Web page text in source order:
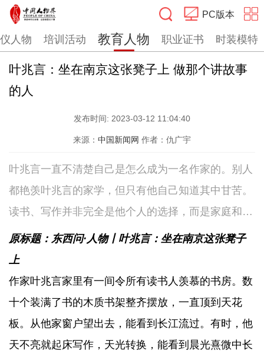
PC版本
搜索
人物 培训活动 教育人物 职业证书 时装模特
叶兆言：坐在南京这张凳子上 做那个讲故事
的人
发布时间: 2023-03-12 11:04:40
来源： 中国新闻网 作者：仇广宇
叶兆言一直不清楚自己是怎么成为一名作家的。别人
都艳羡叶兆言的家学，但只有他自己知道其中甘苦。
读书、写作并非完全是他个人的选择，而是家庭和社
会共同作用在他身上的影响。青春期那10年，叶兆言
在“文革”中度过，高中毕业后不能考大学，困在家
里，他仿佛被扔在一列封闭的火车上，随着时间向前
开。当时，家里的一些小说被父亲上交了，但因为其
中的一些外国翻译小说没人看，又太占地方，被莫名
其妙地还了回来。他无所事事，放眼望去，这列“火
原标题：东西问·人物丨叶兆言：坐在南京这张凳子
上
作家叶兆言家里有一间令所有读书人羡慕的书房。数
十个装满了书的木质书架整齐摆放，一直顶到天花
板。从他家窗户望出去，能看到长江流过。有时，他
天不亮就起床写作，天光转换，能看到晨光熹微中长